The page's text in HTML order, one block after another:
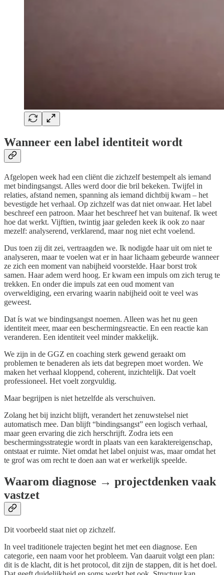
Wanneer een label identiteit wordt
Afgelopen week had een cliënt die zichzelf bestempelt als iemand
met bindingsangst. Alles werd door die bril bekeken. Twijfel in
relaties, afstand nemen, spanning als iemand dichtbij kwam – het
bevestigde het verhaal. Op zichzelf was dat niet onwaar. Het label
beschreef een patroon. Maar het beschreef het van buitenaf. Ik weet
hoe dat werkt. Vijftien, twintig jaar geleden keek ik ook zo naar
mezelf: analyserend, verklarend, maar nog niet echt voelend.
Dus toen zij dit zei, vertraagden we. Ik nodigde haar uit om niet te
analyseren, maar te voelen wat er in haar lichaam gebeurde wanneer
ze zich een moment van nabijheid voorstelde. Haar borst trok
samen. Haar adem werd hoog. Er kwam een impuls om zich terug te
trekken. En onder die impuls zat een oud moment van
overweldiging, een ervaring waarin nabijheid ooit te veel was
geweest.
Dat ís wat we bindingsangst noemen. Alleen was het nu geen
identiteit meer, maar een beschermingsreactie. En een reactie kan
veranderen. Een identiteit veel minder makkelijk.
We zijn in de GGZ en coaching sterk gewend geraakt om
problemen te benaderen als iets dat begrepen moet worden. We
maken het verhaal kloppend, coherent, inzichtelijk. Dat voelt
professioneel. Het voelt zorgvuldig.
Maar begrijpen is niet hetzelfde als verschuiven.
Zolang het bij inzicht blijft, verandert het zenuwstelsel niet
automatisch mee. Dan blijft “bindingsangst” een logisch verhaal,
maar geen ervaring die zich herschrijft. Zodra iets een
beschermingsstrategie wordt in plaats van een karaktereigenschap,
ontstaat er ruimte. Niet omdat het label onjuist was, maar omdat het
te grof was om recht te doen aan wat er werkelijk speelde.
Waarom diagnose → projectdenken vaak
vastzet
Dit voorbeeld staat niet op zichzelf.
In veel traditionele trajecten begint het met een diagnose. Een
categorie, een naam voor het probleem. Van daaruit volgt een plan:
dit is de klacht, dit is het protocol, dit zijn de stappen, dit is het doel.